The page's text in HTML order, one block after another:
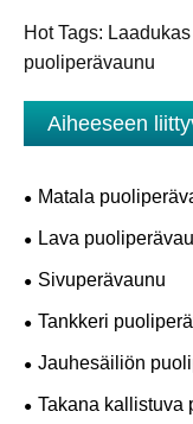
Hot Tags:
puoliperävaunu
Aiheeseen
Matala
Lava
Sivuperävaunu
Tankkeri
Jauhesäiliön
Takana kallistuva